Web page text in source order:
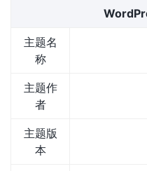
主题名
称
主题作
者
主题版
本